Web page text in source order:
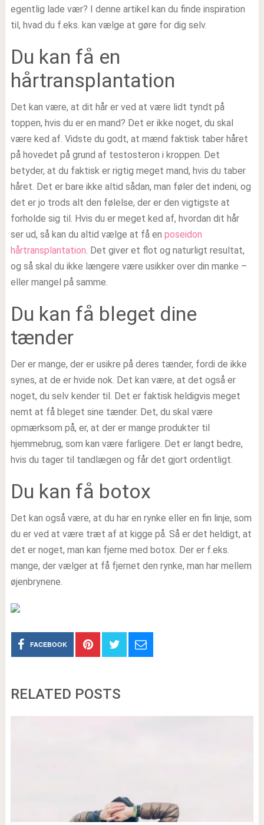
egentlig lade vær? I denne artikel kan du finde inspiration
til, hvad du f.eks. kan vælge at gøre for dig selv.
Du kan få en
hårtransplantation
Det kan være, at dit hår er ved at være lidt tyndt på
toppen, hvis du er en mand? Det er ikke noget, du skal
være ked af. Vidste du godt, at mænd faktisk taber håret
på hovedet på grund af testosteron i kroppen. Det
betyder, at du faktisk er rigtig meget mand, hvis du taber
håret. Det er bare ikke altid sådan, man føler det indeni, og
det er jo trods alt den følelse, der er den vigtigste at
forholde sig til. Hvis du er meget ked af, hvordan dit hår
ser ud, så kan du altid vælge at få en poseidon
hårtransplantation. Det giver et flot og naturligt resultat,
og så skal du ikke længere være usikker over din manke –
eller mangel på samme.
Du kan få bleget dine
tænder
Der er mange, der er usikre på deres tænder, fordi de ikke
synes, at de er hvide nok. Det kan være, at det også er
noget, du selv kender til. Det er faktisk heldigvis meget
nemt at få bleget sine tænder. Det, du skal være
opmærksom på, er, at der er mange produkter til
hjemmebrug, som kan være farligere. Det er langt bedre,
hvis du tager til tandlægen og får det gjort ordentligt.
Du kan få botox
Det kan også være, at du har en rynke eller en fin linje, som
du er ved at være træt af at kigge på. Så er det heldigt, at
det er noget, man kan fjerne med botox. Der er f.eks.
mange, der vælger at få fjernet den rynke, man har mellem
øjenbrynene.
FACEBOOK
RELATED POSTS